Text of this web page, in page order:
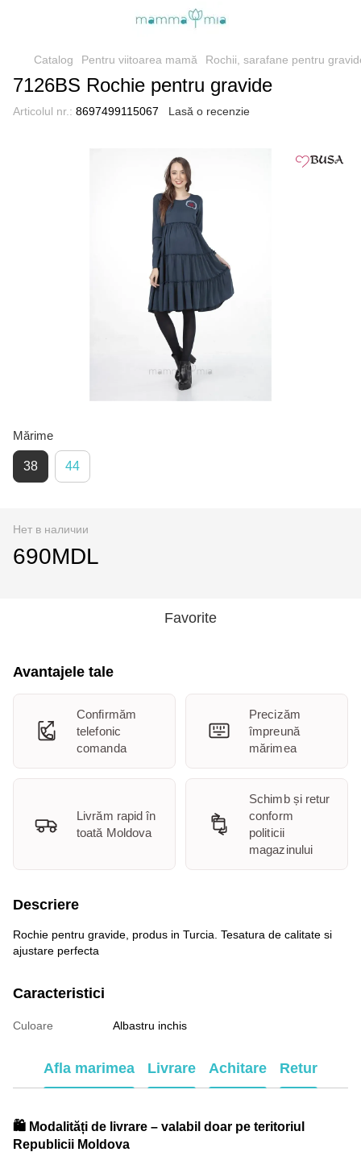
Catalog Pentru viitoarea mamă Rochii, sarafane pentru
7126BS Rochie pentru gravide
Articolul nr.: 8697499115067 Lasă o recenzie
Mărime
38 44
Нет в наличии
690MDL
Favorite
Avantajele tale
Confirmăm
telefonic
comanda
Precizăm
împreună
mărimea
Livrăm rapid în
toată Moldova
Schimb și retur
conform
politicii
magazinului
Descriere
Rochie pentru gravide, produs in Turcia. Tesatura de calitate si
ajustare perfecta
Caracteristici
Culoare Albastru inchis
Afla marimea Livrare Achitare Retur
🛍️ Modalități de livrare – valabil doar pe teritoriul
Republicii Moldova